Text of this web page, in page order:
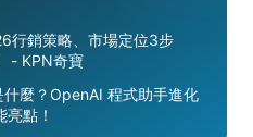
行銷策略、市場定位3步
- KPN奇寶
麼？OpenAI 程式助手進化
點！